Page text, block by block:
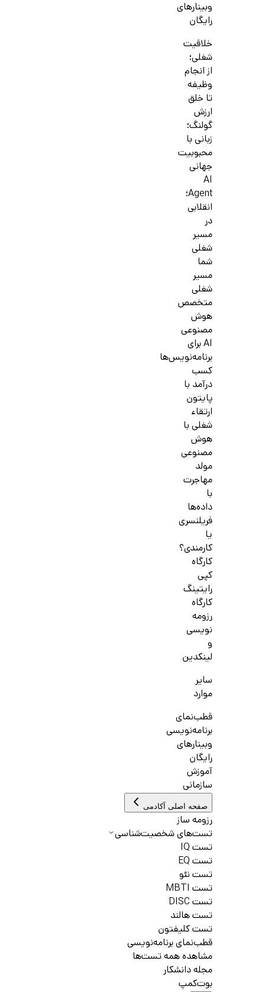
وبینارهای
رایگان
خلاقیت
شغلی؛
از انجام
وظیفه
تا خلق
ارزش
گولنگ؛
زبانی با
محبوبیت
جهانی
AI
Agent؛
انقلابی
در
مسیر
شغلی
شما
مسیر
شغلی
متخصص
هوش
مصنوعی
AI برای
برنامه‌نویس‌ها
کسب
درآمد با
پایتون
ارتقاء
شغلی با
هوش
مصنوعی
مولد
مهاجرت
با
داده‌ها
فریلنسری
یا
کارمندی؟
کارگاه
کپی
رایتینگ
کارگاه
رزومه
نویسی
و
لینکدین
سایر
موارد
قطب‌نمای
برنامه‌نویسی
وبینارهای
رایگان
آموزش
سازمانی
صفحه اصلی آکادمی
رزومه ساز
تست‌های شخصیت‌شناسی
تست IQ
تست EQ
تست نئو
تست MBTI
تست DISC
تست هالند
تست کلیفتون
قطب‌نمای برنامه‌نویسی
مشاهده همه تست‌ها
مجله دانشکار
بوت‌کمپ